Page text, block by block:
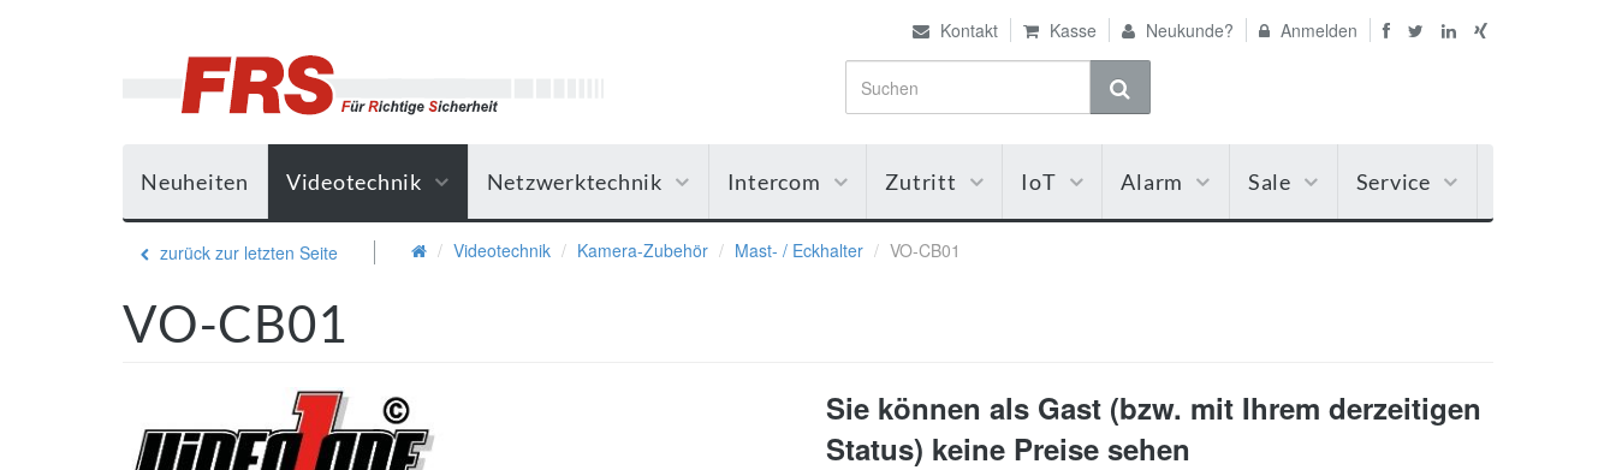
Kontakt Kasse Neukunde? Anmelden
Neuheiten Videotechnik Netzwerktechnik Intercom Zutritt IoT Alarm Sale Service
zurück zur letzten Seite Videotechnik Kamera-Zubehör Mast- / Eckhalter VO-CB01
VO-CB01
Sie können als Gast (bzw. mit Ihrem derzeitigen
Status) keine Preise sehen